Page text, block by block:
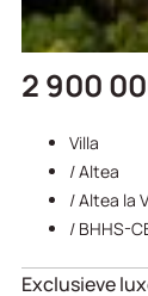
2 900
Villa
/Altea
/Altea la
/ BHHS-
Exclusieve